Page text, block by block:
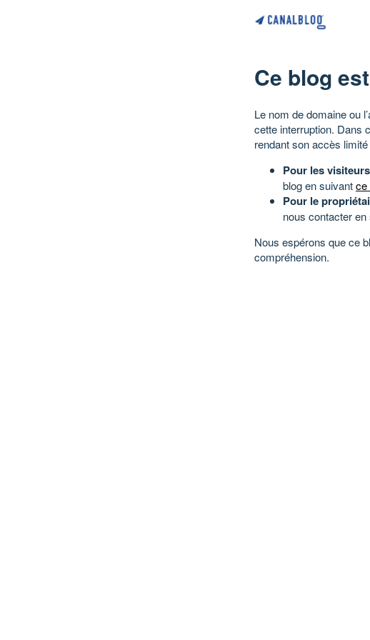
Ce blog
Le nom de domaine ou
cette interruption. Dans
rendant son accès
Pour les visiteurs
blog en suivantce
Pour le
nous contacter en
Nous espérons que ce
compréhension.